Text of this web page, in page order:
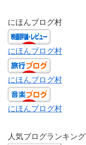
にほんブログ村
にほんブログ村
にほんブログ村
にほんブログ村
人気ブログランキング